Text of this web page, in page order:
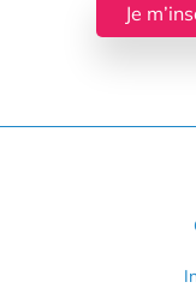
Je